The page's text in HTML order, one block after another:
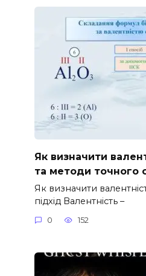
Як визначити
та методи точного
Як визначити
підхід Валентність –
0 152